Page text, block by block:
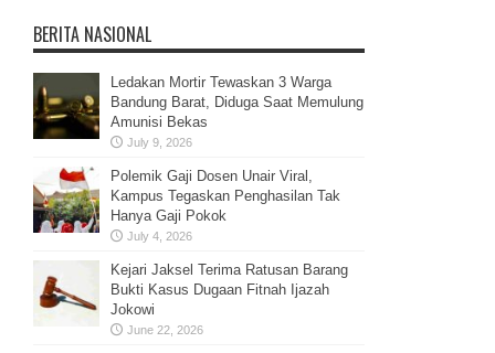
BERITA NASIONAL
Ledakan Mortir Tewaskan 3 Warga
Bandung Barat, Diduga Saat Memulung
Amunisi Bekas
July 9, 2026
Polemik Gaji Dosen Unair Viral,
Kampus Tegaskan Penghasilan Tak
Hanya Gaji Pokok
July 4, 2026
Kejari Jaksel Terima Ratusan Barang
Bukti Kasus Dugaan Fitnah Ijazah
Jokowi
June 22, 2026